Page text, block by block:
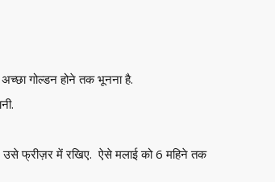
गोल्डन होने तक भूनना है.
फ्रीज़र में रखिए. ऐसे मलाई को 6 महिने तक